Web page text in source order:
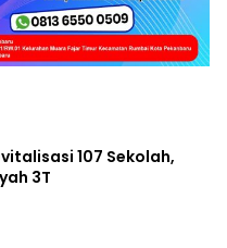
107 Sekolah,
3T